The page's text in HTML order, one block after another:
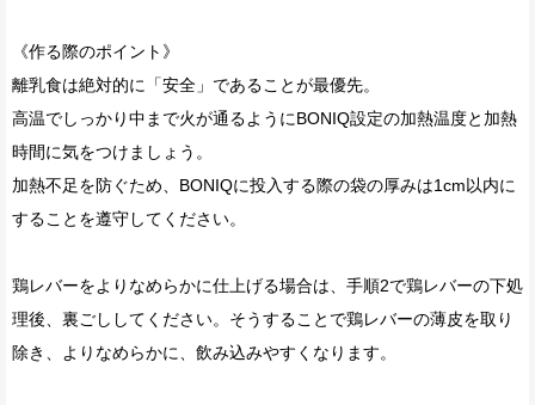
《作る際のポイント》
離乳食は絶対的に「安全」であることが最優先。
高温でしっかり中まで火が通るようにBONIQ設定の加熱温度と加熱
時間に気をつけましょう。
加熱不足を防ぐため、BONIQに投入する際の袋の厚みは1cm以内に
することを遵守してください。
鶏レバーをよりなめらかに仕上げる場合は、手順2で鶏レバーの下処
理後、裏ごししてください。そうすることで鶏レバーの薄皮を取り
除き、よりなめらかに、飲み込みやすくなります。